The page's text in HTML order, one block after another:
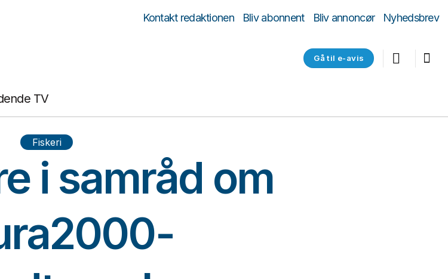
Kontakt redaktionen Bliv abonnent Bliv annoncør Nyhedsbrev
Gå til e-avis
TV
Fiskeri
i samråd om